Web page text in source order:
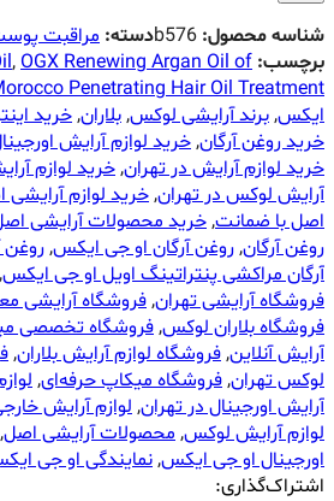
شناسه محصول: b576دسته: مراقبت
برچسب:
,OGX Renewing Argan Oil of
Penetrating Hair Oil Treatment
ایکس,برند آرایشی لوکس,بلاران,خرید
خرید روغن آرگان,خرید لوازم آرایش
خرید لوازم آرایش در تهران,خرید لوازم
آرایش لوکس در تهران,خرید لوازم
اصل با ضمانت,خرید محصولات آرایشی
روغن آرگان,روغن آرگان او جی ایکس,روغن
آرگان مراکشی پنتراتینگ اویل او جی ایکس,
فروشگاه آرایشی تهران,فروشگاه آرایشی
فروشگاه بلاران لوکس,فروشگاه تخصصی
آرایش آنلاین,فروشگاه لوازم آرایش بلاران,
لوکس تهران,فروشگاه میکاپ حرفه‌ای,
آرایش اورجینال در تهران,لوازم آرایش
لوازم آرایش لوکس,محصولات آرایشی اصل,
اورجینال او جی ایکس,نمایندگی او جی
اشتراک‌گذاری: